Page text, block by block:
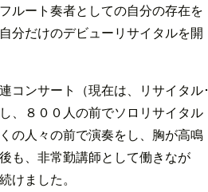
ルート奏者としての自分の存在を
分だけのデビューリサイタルを開
コンサート（現在は、リサイタル･
、８００人の前でソロリサイタル
の人々の前で演奏をし、胸が高鳴
も、非常勤講師として働きなが
けました。